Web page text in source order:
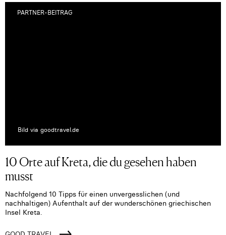
PARTNER-BEITRAG
Bild via goodtravel.de
10 Orte auf Kreta, die du gesehen haben
musst
Nachfolgend 10 Tipps für einen unvergesslichen (und
nachhaltigen) Aufenthalt auf der wunderschönen griechischen
Insel Kreta.